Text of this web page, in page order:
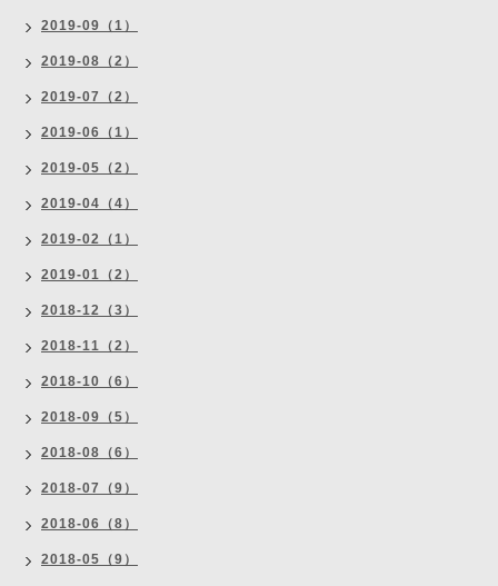
2019-09（1）
2019-08（2）
2019-07（2）
2019-06（1）
2019-05（2）
2019-04（4）
2019-02（1）
2019-01（2）
2018-12（3）
2018-11（2）
2018-10（6）
2018-09（5）
2018-08（6）
2018-07（9）
2018-06（8）
2018-05（9）